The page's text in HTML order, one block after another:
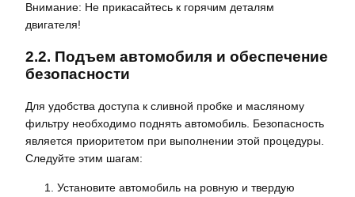
Внимание: Не прикасайтесь к горячим деталям
двигателя!
2.2. Подъем автомобиля и обеспечение
безопасности
Для удобства доступа к сливной пробке и масляному
фильтру необходимо поднять автомобиль. Безопасность
является приоритетом при выполнении этой процедуры.
Следуйте этим шагам:
Установите автомобиль на ровную и твердую